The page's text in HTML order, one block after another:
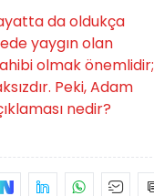
da oldukça
yaygın olan
olmak önemlidir;
Peki, Adam
nedir?